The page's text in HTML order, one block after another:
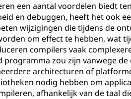
een aantal voordelen biedt
en debuggen, heeft het ook
wijzigingen die tijdens de
om effect te hebben, wat
compilers vaak
zou zijn vanwege
architecturen of
nodig hebben om
afhankelijk van de taal